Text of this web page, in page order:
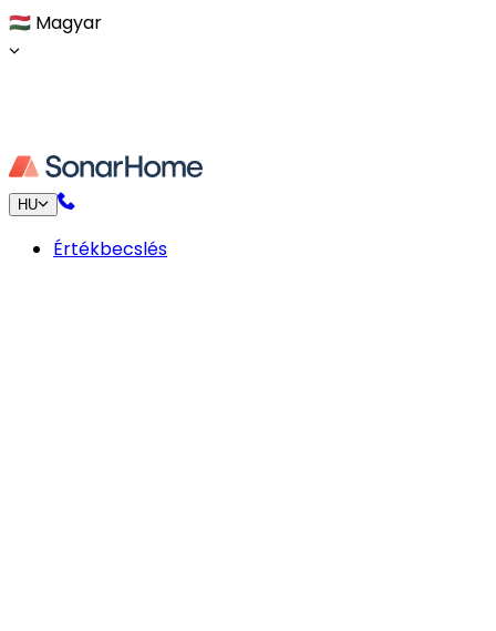
🇭🇺 Magyar
HU
Értékbecslés